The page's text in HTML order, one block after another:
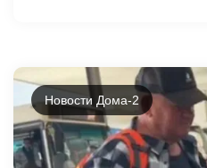
Новости Дома-2